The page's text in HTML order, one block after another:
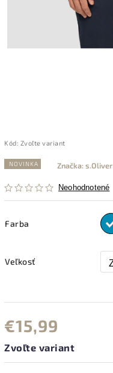
Kód: Zvoľte variant
NOVINKA
Neohodnotené
Značka:s.Oliver
Farba
Veľkosť
€15,99
Zvoľte variant